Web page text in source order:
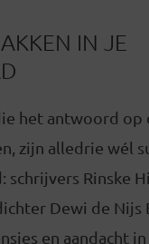
IN JE
het antwoord op
zijn alledrie wél
schrijvers Rinske
Dewi de Nijs
en aandacht in